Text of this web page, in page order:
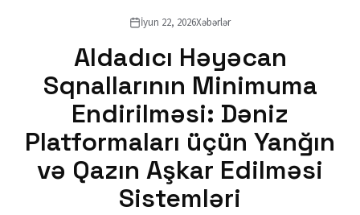
İyun 22, 2026Xəbərlər
Aldadıcı Həyəcan
Sqnallarının Minimuma
Endirilməsi: Dəniz
Platformaları üçün Yanğın
və Qazın Aşkar Edilməsi
Sistemləri